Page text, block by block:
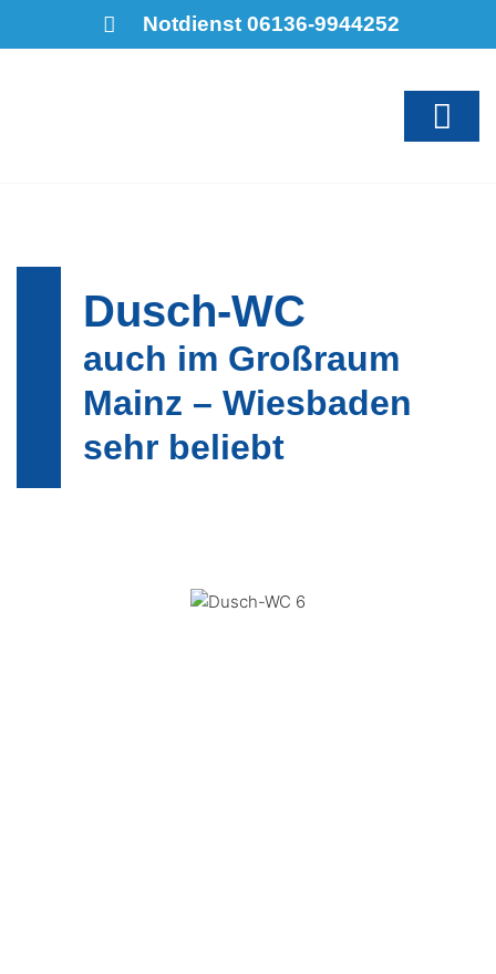
Notdienst 06136-9944252
Dusch-WC
auch im Großraum
Mainz – Wiesbaden
sehr beliebt